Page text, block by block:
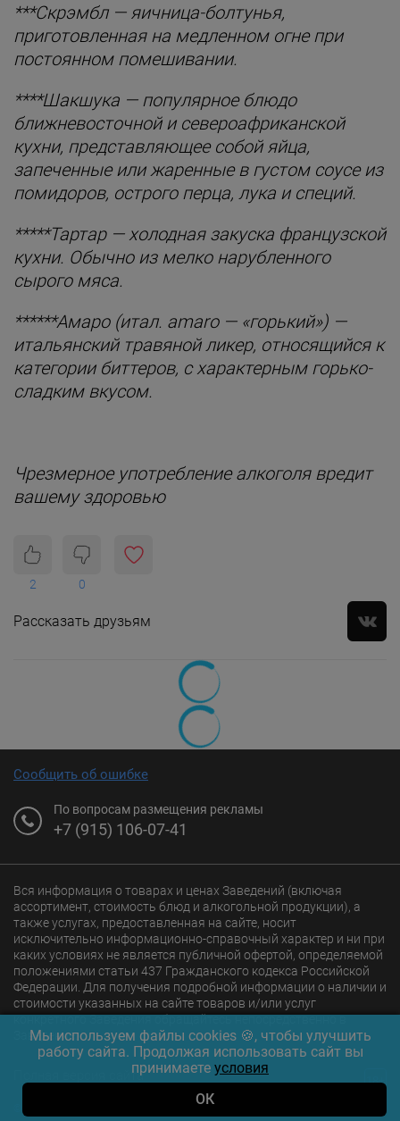
***Скрэмбл — яичница-болтунья,
приготовленная на медленном огне при
постоянном помешивании.
****Шакшука — популярное блюдо
ближневосточной и североафриканской
кухни, представляющее собой яйца,
запеченные или жаренные в густом соусе из
помидоров, острого перца, лука и специй.
*****Тартар — холодная закуска французской
кухни. Обычно из мелко нарубленного
сырого мяса.
******Амаро (итал. amaro — «горький») —
итальянский травяной ликер, относящийся к
категории биттеров, с характерным горько-
сладким вкусом.
Чрезмерное употребление алкоголя вредит
вашему здоровью
2 0
Рассказать друзьям
Сообщить об ошибке
По вопросам размещения рекламы
+7 (915) 106-07-41
Вся информация о товарах и ценах Заведений (включая
ассортимент, стоимость блюд и алкогольной продукции), а
также услугах, предоставленная на сайте, носит
исключительно информационно-справочный характер и ни при
каких условиях не является публичной офертой, определяемой
положениями статьи 437 Гражданского кодекса Российской
Федерации. Для получения подробной информации о наличии и
стоимости указанных на сайте товаров и/или услуг
конкретного Заведения обращайтесь непосредственно в
Заведение.
Полная версия сайта 18+
Мы используем файлы cookies 🍪, чтобы улучшить
работу сайта. Продолжая использовать сайт вы
принимаете условия
ОК